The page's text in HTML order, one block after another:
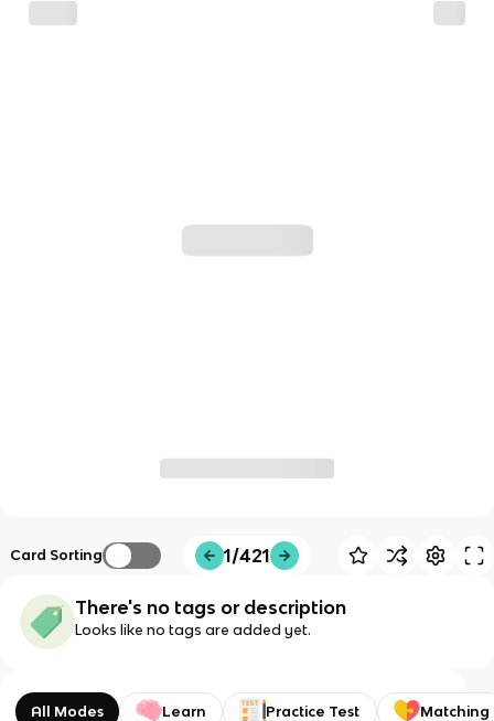
Card Sorting 1/421
There's no tags or description
Looks like no tags are added yet.
All Modes Learn Practice Test Matching